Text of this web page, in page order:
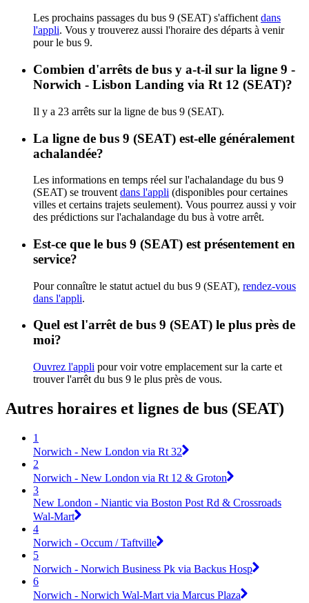
Les prochains passages du bus 9 (SEAT) s'affichent dans
l'appli. Vous y trouverez aussi l'horaire des départs à venir
pour le bus 9.
Combien d'arrêts de bus y a-t-il sur la ligne 9 -
Norwich - Lisbon Landing via Rt 12 (SEAT)?
Il y a 23 arrêts sur la ligne de bus 9 (SEAT).
La ligne de bus 9 (SEAT) est-elle généralement
achalandée?
Les informations en temps réel sur l'achalandage du bus 9
(SEAT) se trouvent dans l'appli (disponibles pour certaines
villes et certains trajets seulement). Vous pourrez aussi y voir
des prédictions sur l'achalandage du bus à votre arrêt.
Est-ce que le bus 9 (SEAT) est présentement en
service?
Pour connaître le statut actuel du bus 9 (SEAT), rendez-vous
dans l'appli.
Quel est l'arrêt de bus 9 (SEAT) le plus près de
moi?
Ouvrez l'appli pour voir votre emplacement sur la carte et
trouver l'arrêt du bus 9 le plus près de vous.
Autres horaires et lignes de bus (SEAT)
1
Norwich - New London via Rt 32
2
Norwich - New London via Rt 12 & Groton
3
New London - Niantic via Boston Post Rd & Crossroads
Wal-Mart
4
Norwich - Occum / Taftville
5
Norwich - Norwich Business Pk via Backus Hosp
6
Norwich - Norwich Wal-Mart via Marcus Plaza